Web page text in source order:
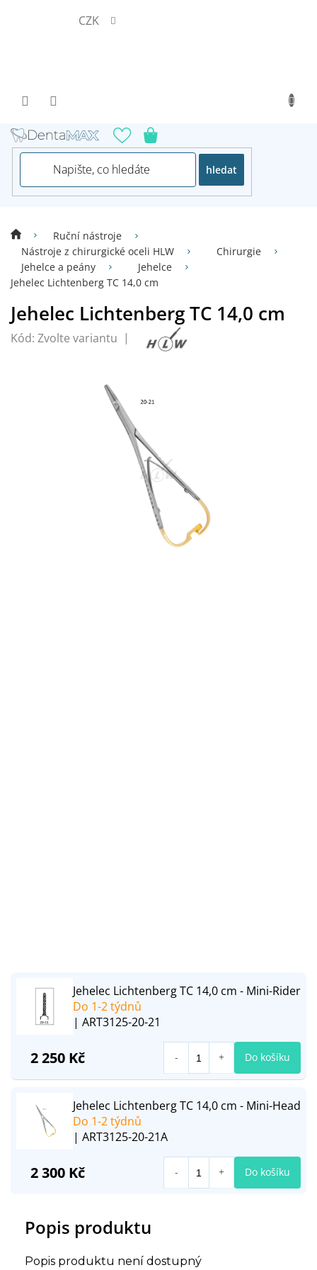
CZK
hledat
Ruční nástroje
Nástroje z chirurgické oceli HLW
Chirurgie
Jehelce a peány
Jehelce
Jehelec Lichtenberg TC 14,0 cm
Jehelec Lichtenberg TC 14,0 cm
Kód: Zvolte variantu
Popis produktu
Popis produktu není dostupný
Jehelec Lichtenberg TC 14,0 cm - Mini-Rider
Do 1-2 týdnů
| ART3125-20-21
2 250 Kč Do košíku
Jehelec Lichtenberg TC 14,0 cm - Mini-Head
Do 1-2 týdnů
| ART3125-20-21A
2 300 Kč Do košíku